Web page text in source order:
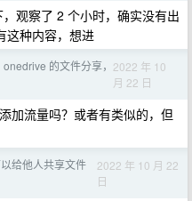
观察了 2 个小时，确实没有出
这种内容，想进
的文件分享， 2022 年 10
月 22 日
加流量吗？或者有类似的，但
给他人共享文件
2022 年 10 月 22
日